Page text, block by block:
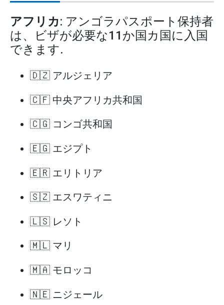
アフリカ: アンゴラパスポート保持者
は、ビザが必要な11か国カ国に入国
できます.
🇩🇿 アルジェリア
🇨🇫 中央アフリカ共和国
🇨🇬 コンゴ共和国
🇪🇬 エジプト
🇪🇷 エリトリア
🇸🇿 エスワティニ
🇱🇸 レソト
🇲🇱 マリ
🇲🇦 モロッコ
🇳🇪 ニジェール